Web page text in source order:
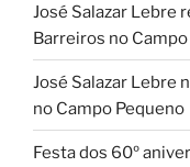
José Salazar Lebre
Barreiros no
José Salazar Lebre
no Campo Pequeno
Festa dos 60º